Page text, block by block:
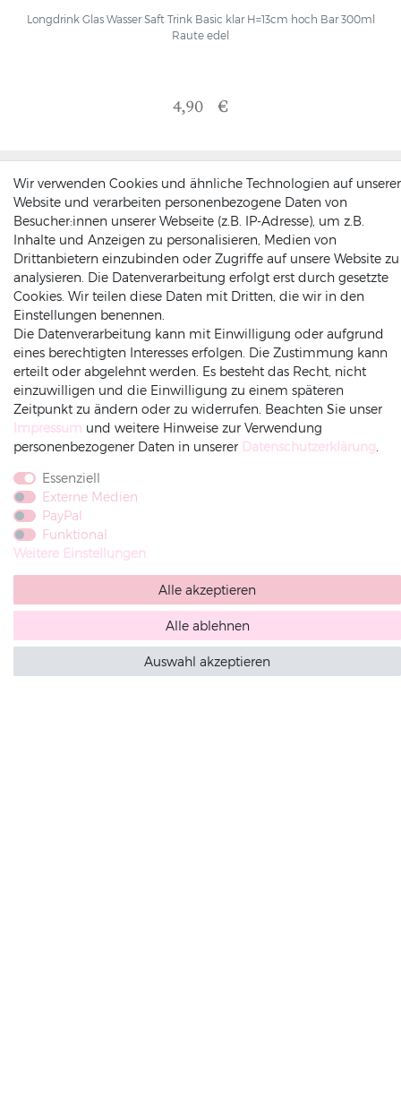
Longdrink Glas Wasser Saft Trink Basic klar H=13cm hoch Bar 300ml
Raute edel
4,90 €
Folge uns
Newsletter anmelden
Als Erster über Aktionen informiert sein
Sicher Einkaufen & Bezahlen
Exklusive Vorteile und Rabatte genießen
Abonnieren
Hiermit bestätige ich, dass ich die
habe. Meine Einwilligung kann ich jederzeit widerrufen.**
SERVICE &
KONTAKT
Heike Gerling
LIEFERUNG &
VERSAND
Wir verwenden Cookies und ähnliche Technologien auf unserer
Website und verarbeiten personenbezogene Daten von
Besucher:innen unserer Webseite (z.B. IP-Adresse), um z.B.
Inhalte und Anzeigen zu personalisieren, Medien von
Drittanbietern einzubinden oder Zugriffe auf unsere Website zu
analysieren. Die Datenverarbeitung erfolgt erst durch gesetzte
Cookies. Wir teilen diese Daten mit Dritten, die wir in den
Einstellungen benennen.
Die Datenverarbeitung kann mit Einwilligung oder aufgrund
eines berechtigten Interesses erfolgen. Die Zustimmung kann
erteilt oder abgelehnt werden. Es besteht das Recht, nicht
einzuwilligen und die Einwilligung zu einem späteren
Zeitpunkt zu ändern oder zu widerrufen. Beachten Sie unser
Impressum und weitere Hinweise zur Verwendung
personenbezogener Daten in unserer Daten­schutz­erklärung
Essenziell
Externe Medien
PayPal
Funktional
Weitere Einstellungen
Alle akzeptieren
Alle ablehnen
Auswahl akzeptieren